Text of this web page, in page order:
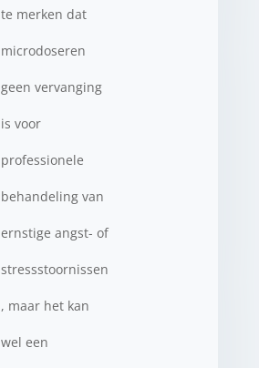
te merken dat
microdoseren
geen vervanging
is voor
professionele
behandeling van
ernstige angst- of
stressstoornissen
, maar het kan
wel een